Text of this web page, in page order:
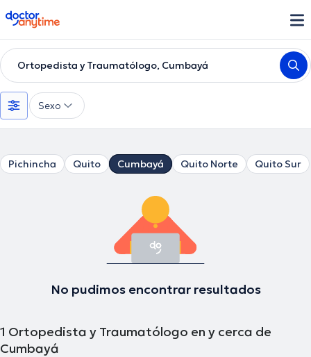
doctoranytime
Ortopedista y Traumatólogo, Cumbayá
Sexo
Pichincha Quito Cumbayá Quito Norte Quito Sur
No pudimos encontrar resultados
1 Ortopedista y Traumatólogo en y cerca de
Cumbayá